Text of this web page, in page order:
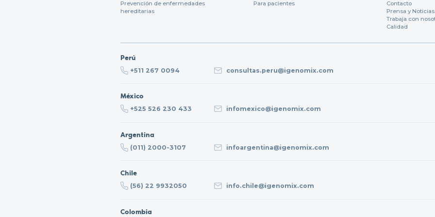
Prevención de enfermedades
hereditarias
Para pacientes
Contacto
Prensa y Noticias
Trabaja con
Calidad
Perú
+511 267 0094 consultas.peru@igenomix.com
México
+525 526 230 433 infomexico@igenomix.com
Argentina
(011) 2000-3107 infoargentina@igenomix.com
Chile
(56) 22 9932050 info.chile@igenomix.com
Colombia